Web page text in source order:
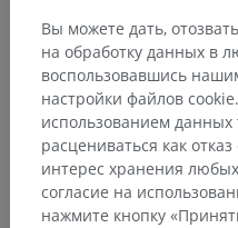
Вы можете дать,
на обработку данных в
воспользовавшись
настройки файлов
использованием данных
расцениваться как
интерес хранения
согласие на
нажмите кнопку